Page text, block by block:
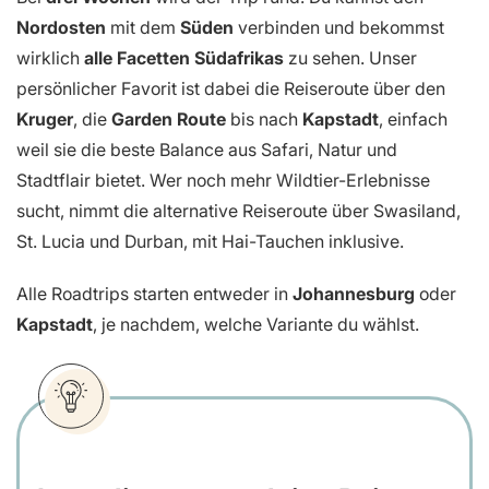
Nordosten mit dem Süden verbinden und bekommst
wirklich alle Facetten Südafrikas zu sehen. Unser
persönlicher Favorit ist dabei die Reiseroute über den
Kruger, die Garden Route bis nach Kapstadt, einfach
weil sie die beste Balance aus Safari, Natur und
Stadtflair bietet. Wer noch mehr Wildtier-Erlebnisse
sucht, nimmt die alternative Reiseroute über Swasiland,
St. Lucia und Durban, mit Hai-Tauchen inklusive.
Alle Roadtrips starten entweder in Johannesburg oder
Kapstadt, je nachdem, welche Variante du wählst.